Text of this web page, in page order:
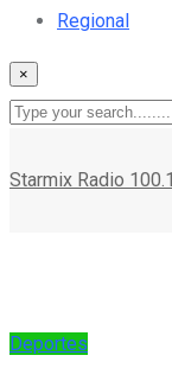
Regional
×
Starmix Radio
Deportes